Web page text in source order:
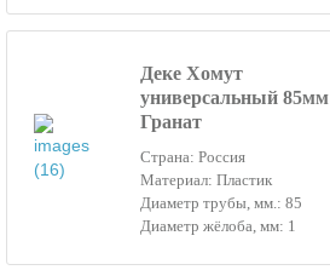
Деке Хомут
универсальный 85мм
Гранат
Страна: Россия
Материал: Пластик
Диаметр трубы, мм.: 85
Диаметр жёлоба, мм: 1